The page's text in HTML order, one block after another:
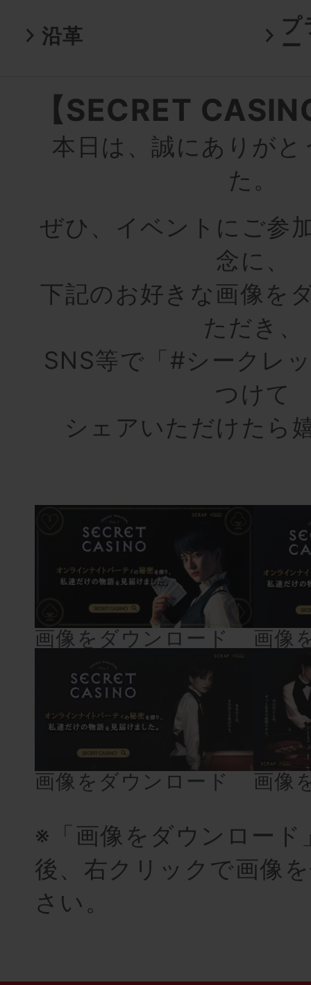
沿革
プ
ー
【SECRET
本日は、誠にありが
た。
ぜひ、イベントにご参
念に、
下記のお好きな画像を
ただき、
SNS等で「#シークレ
つけて
シェアいただけたら
画像をダウンロード 画像
画像をダウンロード 画像
※「画像をダウンロード
後、右クリックで画像
さい。